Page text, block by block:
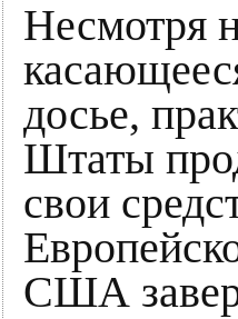
Несмотря
досье,
Штаты
свои
США